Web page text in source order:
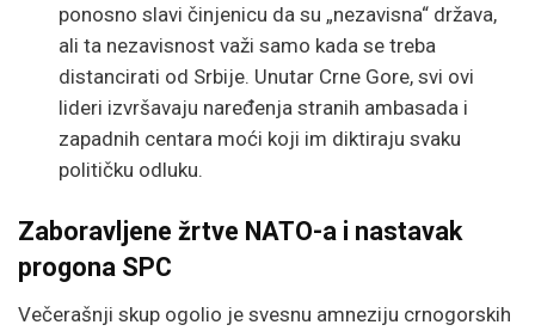
ponosno slavi činjenicu da su „nezavisna“ država,
ali ta nezavisnost važi samo kada se treba
distancirati od Srbije. Unutar Crne Gore, svi ovi
lideri izvršavaju naređenja stranih ambasada i
zapadnih centara moći koji im diktiraju svaku
političku odluku.
Zaboravljene žrtve NATO-a i nastavak
progona SPC
Večerašnji skup ogolio je svesnu amneziju crnogorskih